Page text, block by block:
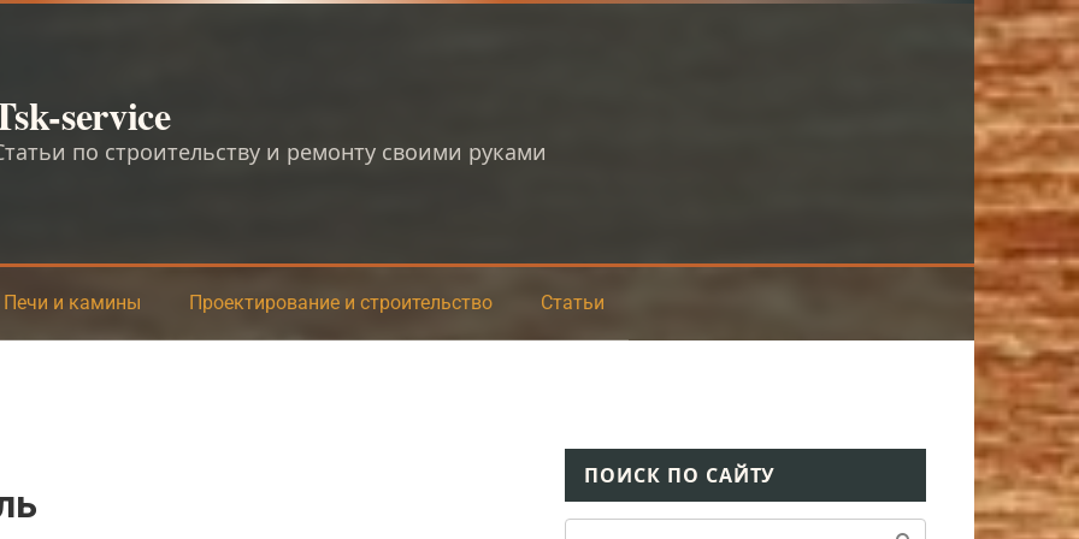
service
по строительству и ремонту своими руками
Печи и камины Проектирование и строительство Статьи
ПОИСК ПО САЙТУ